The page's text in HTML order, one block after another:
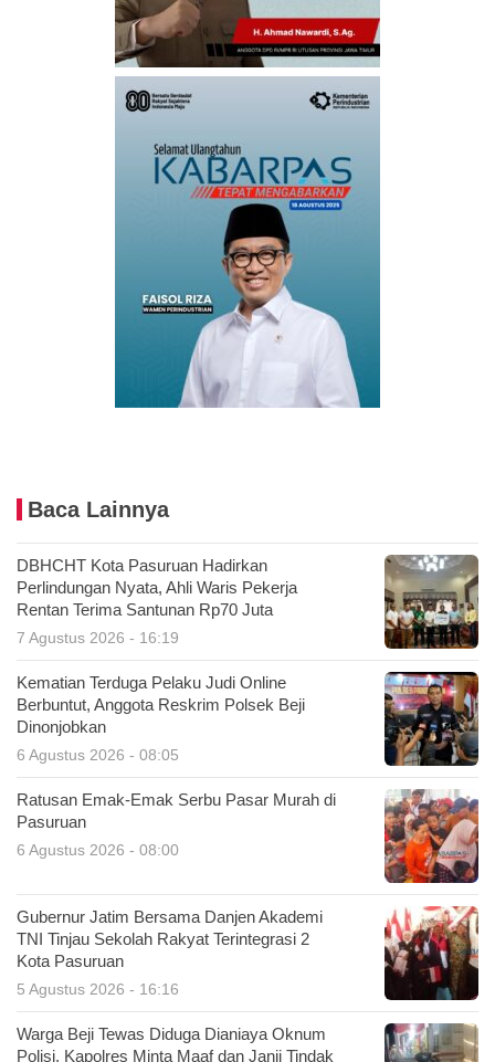
Baca Lainnya
DBHCHT Kota Pasuruan Hadirkan
Perlindungan Nyata, Ahli Waris Pekerja
Rentan Terima Santunan Rp70 Juta
7 Agustus 2026 - 16:19
Kematian Terduga Pelaku Judi Online
Berbuntut, Anggota Reskrim Polsek Beji
Dinonjobkan
6 Agustus 2026 - 08:05
Ratusan Emak-Emak Serbu Pasar Murah di
Pasuruan
6 Agustus 2026 - 08:00
Gubernur Jatim Bersama Danjen Akademi
TNI Tinjau Sekolah Rakyat Terintegrasi 2
Kota Pasuruan
5 Agustus 2026 - 16:16
Warga Beji Tewas Diduga Dianiaya Oknum
Polisi, Kapolres Minta Maaf dan Janji Tindak